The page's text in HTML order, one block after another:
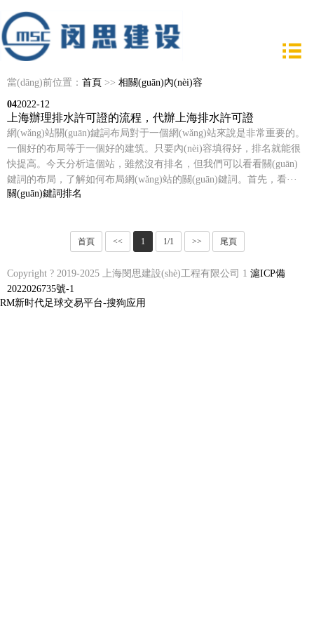
當(dāng)前位置： 首頁 >> 相關(guān)內(nèi)容
042022-12
上海辦理排水許可證的流程，代辦上海排水許可證
網(wǎng)站關(guān)鍵詞布局對于一個網(wǎng)站來說是非常重要的。
一個好的布局等于一個好的建筑。只要內(nèi)容填得好，排名就能很
快提高。今天分析這個站，雖然沒有排名，但我們可以看看關(guān)
鍵詞的布局，了解如何布局網(wǎng)站的關(guān)鍵詞。首先，看···
關(guān)鍵詞 排名
首頁 << 1 1/1 >> 尾頁
Copyright ? 2019-2025 上海閔思建設(shè)工程有限公司 1 滬ICP備
2022026735號-1
RM新时代足球交易平台-搜狗应用